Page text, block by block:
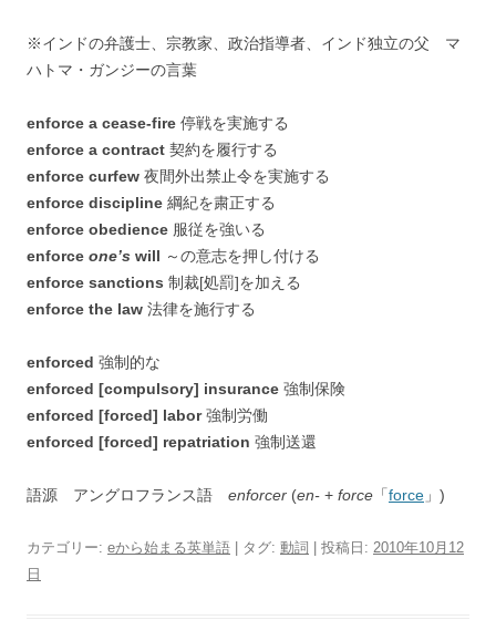
※インドの弁護士、宗教家、政治指導者、インド独立の父 マ
ハトマ・ガンジーの言葉
enforce a cease-fire 停戦を実施する
enforce a contract 契約を履行する
enforce curfew 夜間外出禁止令を実施する
enforce discipline 綱紀を粛正する
enforce obedience 服従を強いる
enforce one’s will ～の意志を押し付ける
enforce sanctions 制裁[処罰]を加える
enforce the law 法律を施行する
enforced 強制的な
enforced [compulsory] insurance 強制保険
enforced [forced] labor強制労働
enforced [forced] repatriation 強制送還
語源 アングロフランス語 enforcer (en- + force 「force 」)
カテゴリー: eから始まる英単語 | タグ: 動詞 | 投稿日: 2010年10月12
日